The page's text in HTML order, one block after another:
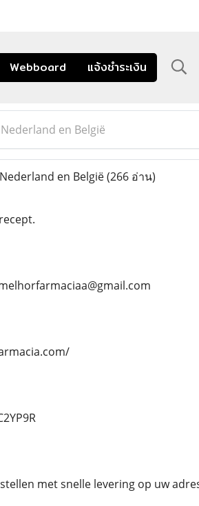
Webboard แจ้งชำระเงิน
en België
en België(266 อ่าน)
met snelle levering op uw